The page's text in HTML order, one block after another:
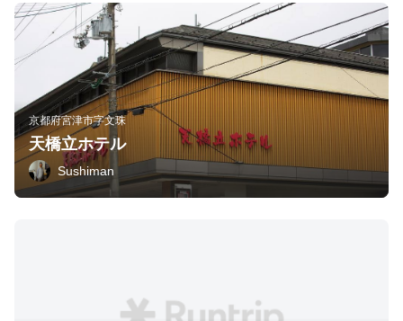
京都府宮津市字文珠
天橋立ホテル
Sushiman